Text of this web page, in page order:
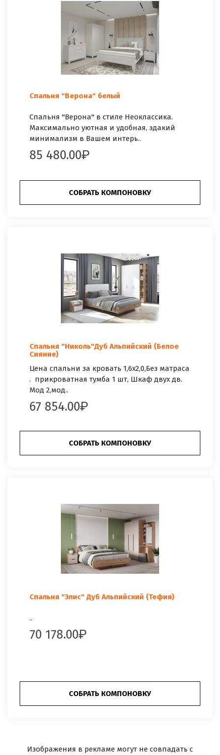
Спальня "Верона" белый
Спальня "Верона" в стиле Неоклассика.
Максимально уютная и удобная, эдакий
минимализм в Вашем интерь..
85 480.00
СОБРАТЬ КОМПОНОВКУ
Спальня "Николь"Дуб Альпийский (Белое
Сияние)
Цена спальни за кровать 1,6х2,0,Без матраса
. прикроватная тумба 1 шт, Шкаф двух дв.
Мод 2,мод..
67 854.00
СОБРАТЬ КОМПОНОВКУ
Спальня "Элис" Дуб Альпийский (Тефия)
..
70 178.00
СОБРАТЬ КОМПОНОВКУ
Изображения в рекламе могут не совпадать с